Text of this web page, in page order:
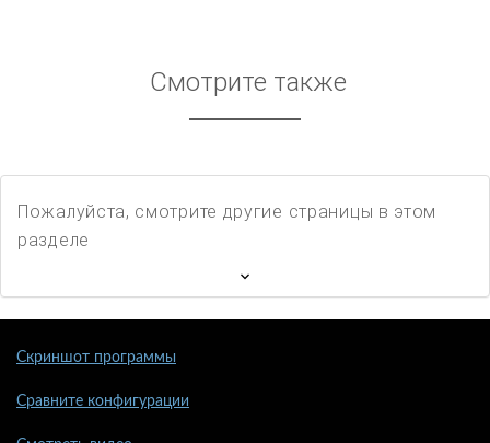
Смотрите также
Пожалуйста, смотрите другие страницы в этом
разделе
Скриншот программы
Сравните конфигурации